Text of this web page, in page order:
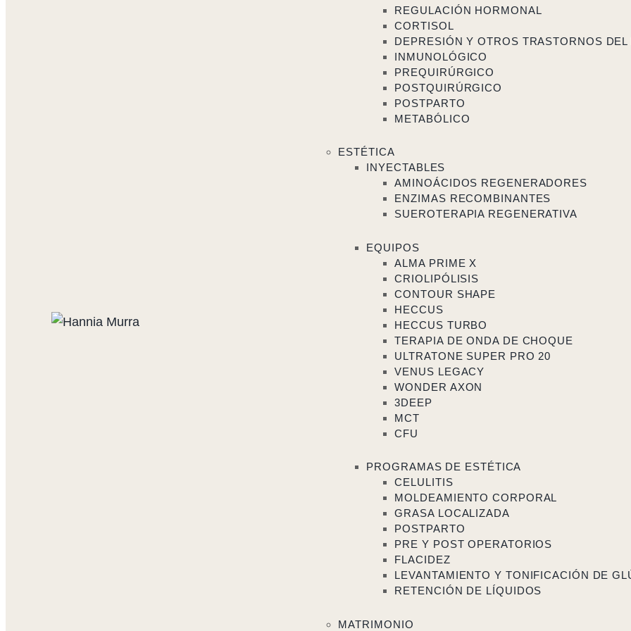
REGULACIÓN HORMONAL
CORTISOL
DEPRESIÓN Y OTROS TRASTORNOS
INMUNOLÓGICO
PREQUIRÚRGICO
POSTQUIRÚRGICO
POSTPARTO
METABÓLICO
ESTÉTICA
INYECTABLES
AMINOÁCIDOS REGENERADORES
ENZIMAS RECOMBINANTES
SUEROTERAPIA REGENERATIVA
EQUIPOS
ALMA PRIME X
CRIOLIPÓLISIS
CONTOUR SHAPE
HECCUS
HECCUS TURBO
TERAPIA DE ONDA DE CHOQUE
ULTRATONE SUPER PRO 20
VENUS LEGACY
WONDER AXON
3DEEP
MCT
CFU
PROGRAMAS DE ESTÉTICA
CELULITIS
MOLDEAMIENTO CORPORAL
GRASA LOCALIZADA
POSTPARTO
PRE Y POST OPERATORIOS
FLACIDEZ
LEVANTAMIENTO Y TONIFICACIÓN DE
RETENCIÓN DE LÍQUIDOS
MATRIMONIO